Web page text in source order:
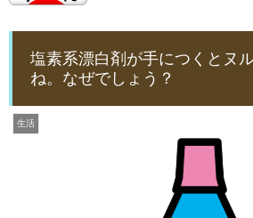
塩素系漂白剤が手につくとヌ
ね。なぜでしょう？
生活